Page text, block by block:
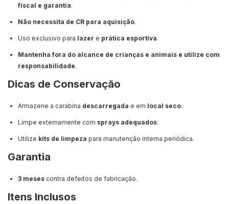
fiscal e garantia.
Não necessita de CR para aquisição.
Uso exclusivo para lazer e prática esportiva.
Mantenha fora do alcance de crianças e animais e utilize com
responsabilidade.
Dicas de Conservação
Armazene a carabina descarregada e em local seco.
Limpe externamente com sprays adequados.
Utilize kits de limpeza para manutenção interna periódica.
Garantia
3 meses contra defeitos de fabricação.
Itens Inclusos